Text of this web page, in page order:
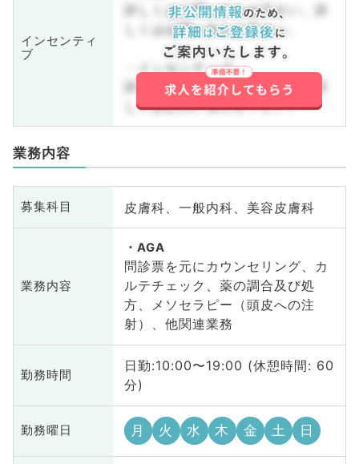
インセンティ
ブ
詳しくはお問い合わせ下さい。詳
しくはお問い合わせ下さい。
・インセンティブ
詳しくはお問い合わせ下さい。詳
しくはお問い合わせ下さい。
業務内容
募集科目 皮膚科、一般内科、美容皮膚科
業務内容
AGA
問診票を元にカウンセリング、カ
ルテチェック、薬の調合及び処
方、メソセラピー（頭皮への注
射）、他関連業務
勤務時間
日勤:10:00〜19:00 (休憩時間: 60
分)
勤務曜日 月 火 水 木 金 土 日